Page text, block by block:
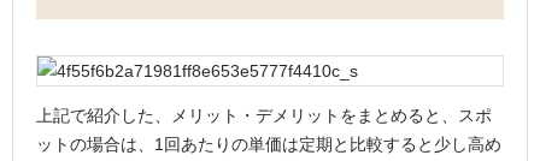
上記で紹介した、メリット・デメリットをまとめると、スポ
ットの場合は、1回あたりの単価は定期と比較すると少し高め